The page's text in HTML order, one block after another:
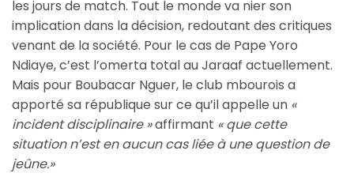
les jours de match. Tout le monde va nier son
implication dans la décision, redoutant des critiques
venant de la société. Pour le cas de Pape Yoro
Ndiaye, c’est l’omerta total au Jaraaf actuellement.
Mais pour Boubacar Nguer, le club mbourois a
apporté sa république sur ce qu’il appelle un «
incident disciplinaire »affirmant « que cette
situation n’est en aucun cas liée à une question de
jeûne.»